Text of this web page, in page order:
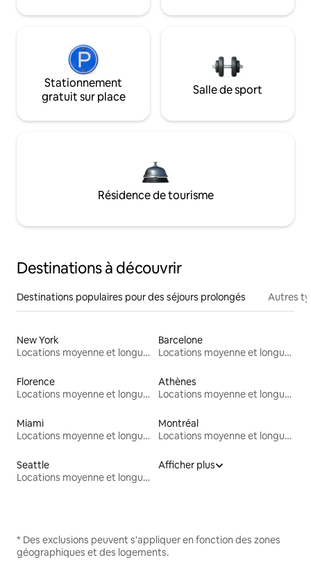
Stationnement
gratuit sur place
Salle de sport
Résidence de tourisme
Destinations à découvrir
Destinations populaires pour des séjours prolongés Autres
New York
Locations moyenne et longue durée
Barcelone
Locations moyenne et longue durée
Florence
Locations moyenne et longue durée
Athènes
Locations moyenne et longue durée
Miami
Locations moyenne et longue durée
Montréal
Locations moyenne et longue durée
Seattle
Locations moyenne et longue durée
Afficher plus
* Des exclusions peuvent s'appliquer en fonction des zones
géographiques et des logements.